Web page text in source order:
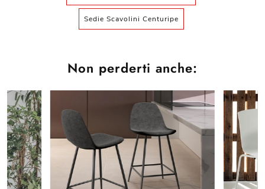
Sedie Scavolini Centuripe
Non perderti anche: